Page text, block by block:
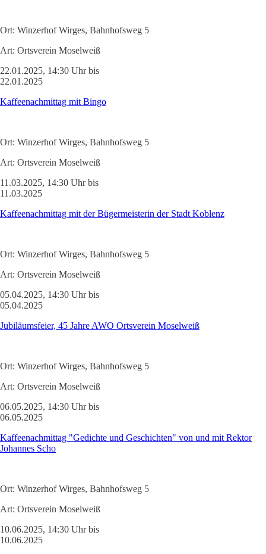
Ort: Winzerhof Wirges, Bahnhofsweg 5
Art: Ortsverein Moselweiß
22.01.2025, 14:30 Uhr bis
22.01.2025
Kaffeenachmittag mit Bingo
Ort: Winzerhof Wirges, Bahnhofsweg 5
Art: Ortsverein Moselweiß
11.03.2025, 14:30 Uhr bis
11.03.2025
Kaffeenachmittag mit der Bügermeisterin der Stadt Koblenz
Ort: Winzerhof Wirges, Bahnhofsweg 5
Art: Ortsverein Moselweiß
05.04.2025, 14:30 Uhr bis
05.04.2025
Jubiläumsfeier, 45 Jahre AWO Ortsverein Moselweiß
Ort: Winzerhof Wirges, Bahnhofsweg 5
Art: Ortsverein Moselweiß
06.05.2025, 14:30 Uhr bis
06.05.2025
Kaffeenachmittag "Gedichte und Geschichten" von und mit Rektor
Johannes Scho
Ort: Winzerhof Wirges, Bahnhofsweg 5
Art: Ortsverein Moselweiß
10.06.2025, 14:30 Uhr bis
10.06.2025